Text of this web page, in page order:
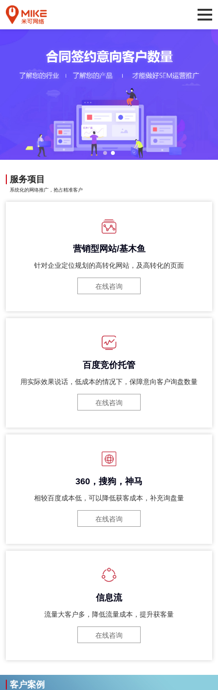
服务项目
系统化的网络推广，抢占精准客户
营销型网站/基木鱼
针对企业定位规划的高转化网站，及高转化的页面
在线咨询
百度竞价托管
用实际效果说话，低成本的情况下，保障意向客户询盘数量
在线咨询
360，搜狗，神马
相较百度成本低，可以降低获客成本，补充询盘量
在线咨询
信息流
流量大客户多，降低流量成本，提升获客量
在线咨询
客户案例